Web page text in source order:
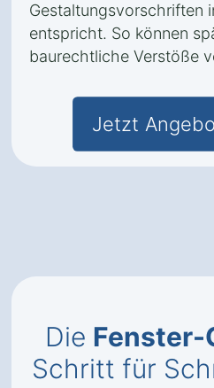
Gestaltungsvorschriften
entspricht. So können
baurechtliche Verstöße
Jetzt
Die
Schritt für